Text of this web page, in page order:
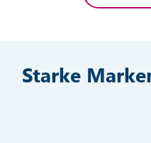
Starke